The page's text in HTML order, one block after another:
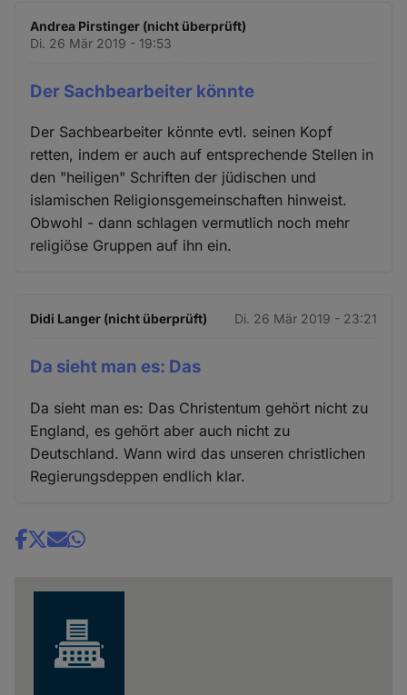
Andrea Pirstinger (nicht überprüft)
Di. 26 Mär 2019 - 19:53
Der Sachbearbeiter könnte
Der Sachbearbeiter könnte evtl. seinen Kopf
retten, indem er auch auf entsprechende Stellen in
den "heiligen" Schriften der jüdischen und
islamischen Religionsgemeinschaften hinweist.
Obwohl - dann schlagen vermutlich noch mehr
religiöse Gruppen auf ihn ein.
Didi Langer (nicht überprüft) Di. 26 Mär 2019 - 23:21
Da sieht man es: Das
Da sieht man es: Das Christentum gehört nicht zu
England, es gehört aber auch nicht zu
Deutschland. Wann wird das unseren christlichen
Regierungsdeppen endlich klar.
Share